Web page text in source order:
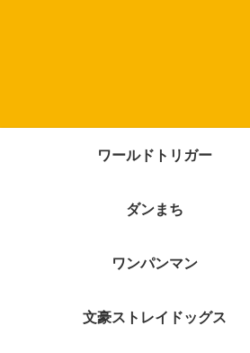
ワールドトリガー
ダンまち
ワンパンマン
文豪ストレイドッグス